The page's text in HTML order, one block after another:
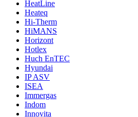
HeatLine
Heateq
Hi-Therm
HiMANS
Horizont
Hotlex
Huch EnTEC
Hyundai
IP ASV
ISEA
Immergas
Indom
Innovita